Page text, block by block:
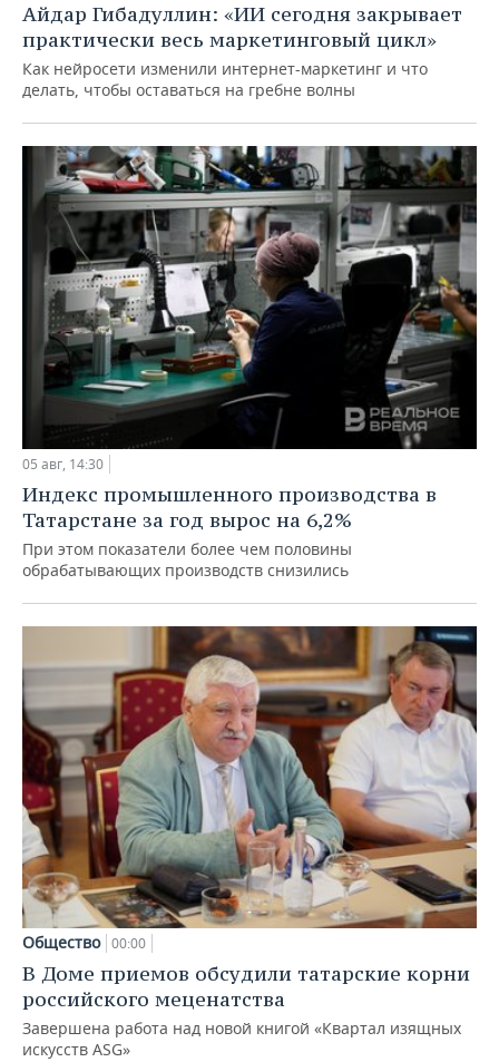
Айдар Гибадуллин: «ИИ сегодня закрывает
практически весь маркетинговый цикл»
Как нейросети изменили интернет-маркетинг и что
делать, чтобы оставаться на гребне волны
05 авг, 14:30
Индекс промышленного производства в
Татарстане за год вырос на 6,2%
При этом показатели более чем половины
обрабатывающих производств снизились
Общество 00:00
В Доме приемов обсудили татарские корни
российского меценатства
Завершена работа над новой книгой «Квартал изящных
искусств ASG»